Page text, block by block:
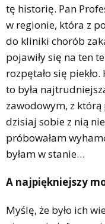
tę historię. Pan
w regionie, która z
do kliniki chorób
pojawiły się na ten
rozpętało się
to była
zawodowym, z którą
dzisiaj sobie z nią
próbowałam
byłam w stanie…
A najpiękniejszy
Myślę, że było ich